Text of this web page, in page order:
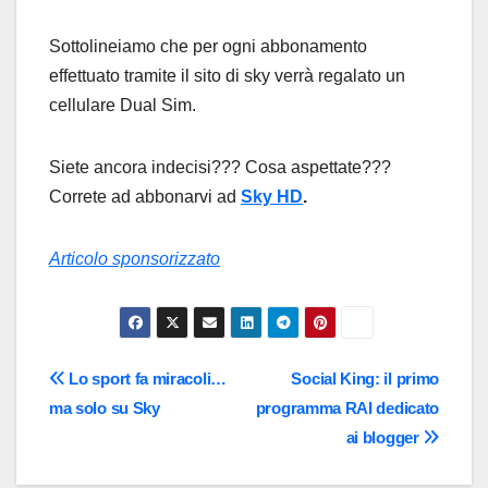
Sottolineiamo che per ogni abbonamento
effettuato tramite il sito di sky verrà regalato un
cellulare Dual Sim.
Siete ancora indecisi??? Cosa aspettate???
Correte ad abbonarvi ad Sky HD.
Articolo sponsorizzato
Navigazione
articoli
Social King: il primo
programma RAI dedicato
ai blogger
Lo sport fa miracoli…
ma solo su Sky